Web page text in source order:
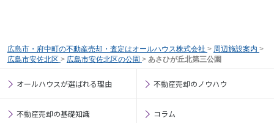
広島市・府中町の不動産売却・査定はオールハウス株式会社 > 周辺施設案内 >
広島市安佐北区 > 広島市安佐北区の公園 > あさひが丘北第三公園
オールハウスが選ばれる理由 不動産売却のノウハウ
不動産売却の基礎知識 コラム